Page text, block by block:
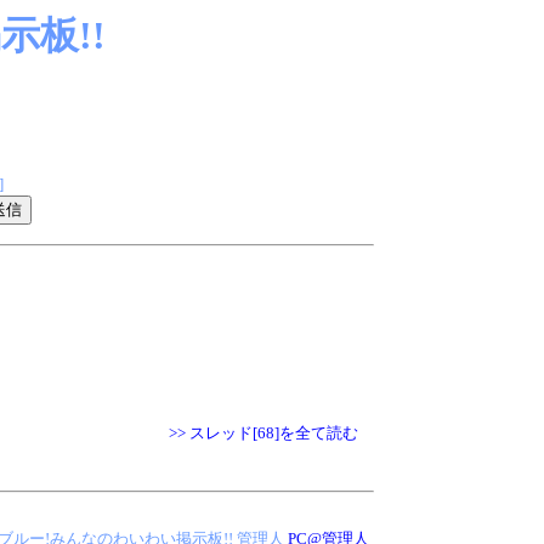
板!!
>> スレッド[68]を全て読む
ルー!みんなのわいわい掲示板!! 管理人 PC@管理人